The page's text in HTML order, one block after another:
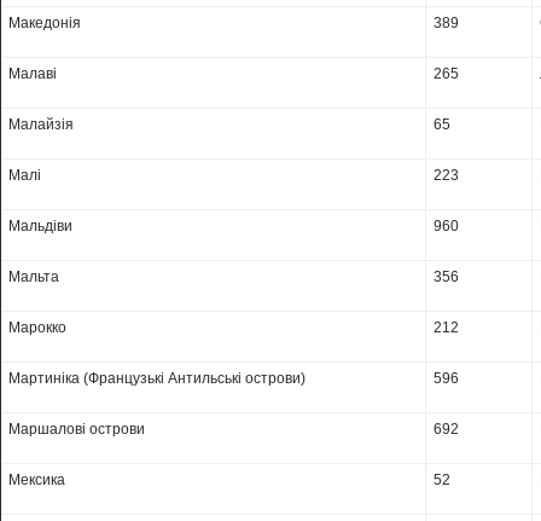
Македонія 389
Малаві 265
Малайзія 65
Малі 223
Мальдіви 960
Мальта 356
Марокко 212
Мартиніка (Французькі Антильські острови) 596
Маршалові острови 692
Мексика 52